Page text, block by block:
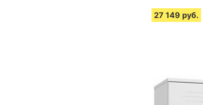
27 149 руб.